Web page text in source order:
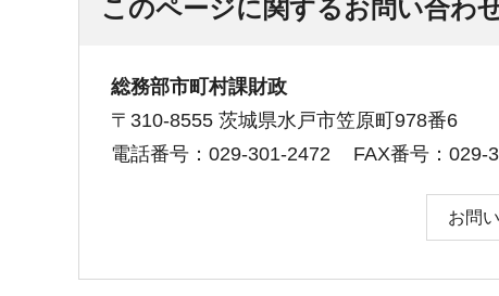
このページに関するお問い合わ
総務部市町村課財政
〒310-8555 茨城県水戸市笠原町978番6
電話番号：029-301-2472
FAX番号：029-
お問